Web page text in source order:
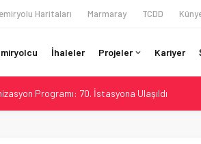
Haritaları Marmaray TCDD
İhaleler Projeler Kariyer
Programı: 70. İstasyona Ulaşıldı
İngiltere’de Lider, Class 99’lar 2026’da Yolda